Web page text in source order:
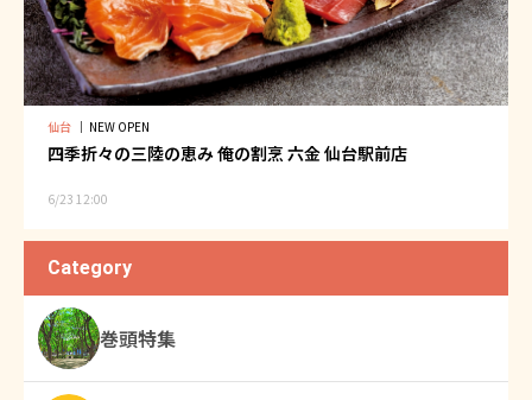
仙台 ｜ NEW OPEN
四季折々の三陸の恵み 俺の割烹 六金 仙台駅前店
6/23 12:00
Category
巻頭特集